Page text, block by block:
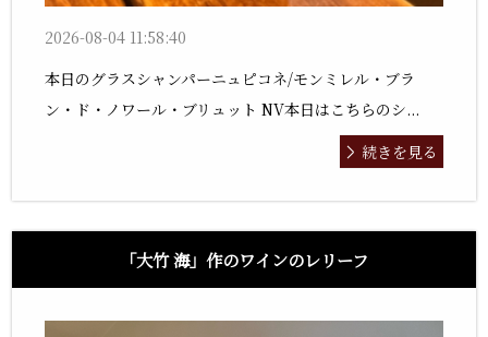
2026-08-04 11:58:40
本日のグラスシャンパーニュピコネ/モンミレル・ブラ
ン・ド・ノワール・ブリュット NV本日はこちらのシ...
続きを見る
「大竹 海」作のワインのレリーフ